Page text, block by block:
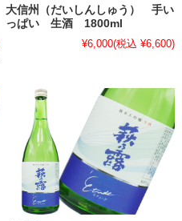
大信州（だいしんしゅう） 手い
っぱい 生酒 1800ml
¥6,000(税込 ¥6,600)